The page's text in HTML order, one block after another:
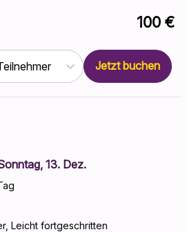
100 €
Jetzt buchen
13. Dez.
Leicht fortgeschritten